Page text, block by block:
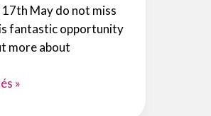
May do not miss
fantastic opportunity
more about
»